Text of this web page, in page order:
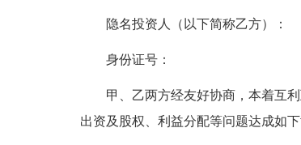
隐名投资人（以下简称乙方）：
身份证号：
甲、乙两方经友好协商，本着互
出资及股权、利益分配等问题达成如